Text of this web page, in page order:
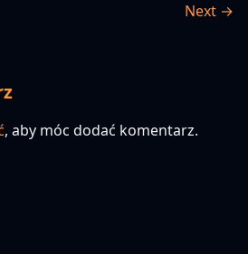
Next →
, aby móc dodać komentarz.